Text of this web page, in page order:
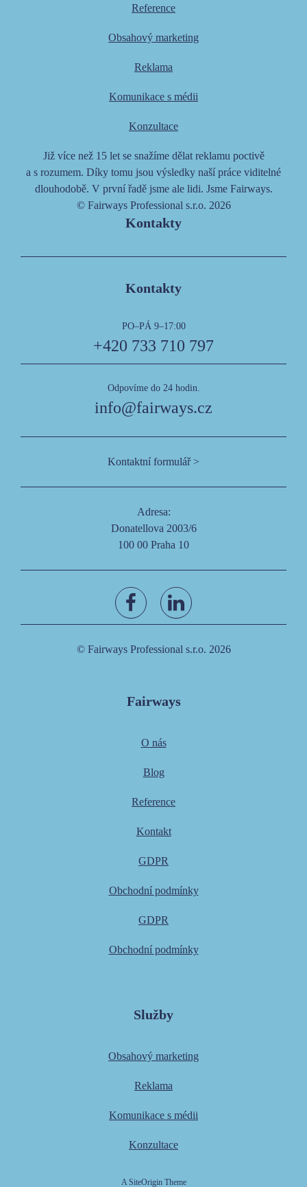
Reference
Obsahový marketing
Reklama
Komunikace s médii
Konzultace
Již více než 15 let se snažíme dělat reklamu poctivě
a s rozumem. Díky tomu jsou výsledky naší práce viditelné
dlouhodobě. V první řadě jsme ale lidi. Jsme Fairways.
© Fairways Professional s.r.o. 2026
Kontakty
Kontakty
PO–PÁ 9–17:00
+420 733 710 797
Odpovíme do 24 hodin.
info@fairways.cz
Kontaktní formulář >
Adresa:
Donatellova 2003/6
100 00 Praha 10
© Fairways Professional s.r.o. 2026
Fairways
O nás
Blog
Reference
Kontakt
GDPR
Obchodní podmínky
GDPR
Obchodní podmínky
Služby
Obsahový marketing
Reklama
Komunikace s médii
Konzultace
A SiteOrigin Theme